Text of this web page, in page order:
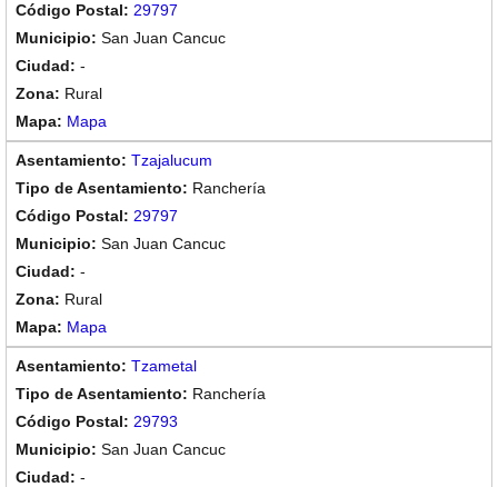
29797
San Juan Cancuc
-
Rural
Mapa
Tzajalucum
Ranchería
29797
San Juan Cancuc
-
Rural
Mapa
Tzametal
Ranchería
29793
San Juan Cancuc
-